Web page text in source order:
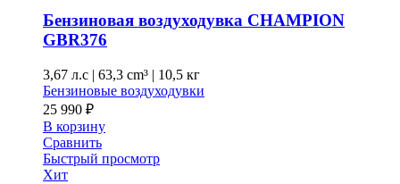
Бензиновая воздуходувка CHAMPION
GBR376
3,67 л.с | 63,3 cm³ | 10,5 кг
Бензиновые воздуходувки
25 990 ₽
В корзину
Сравнить
Быстрый просмотр
Хит